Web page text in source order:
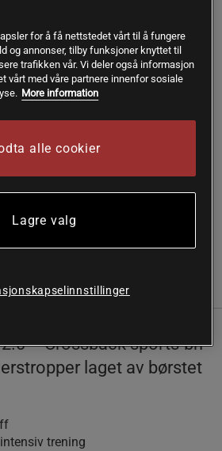
Kjøp
børstet ultra-mykt stoff!
– Crossback sports-bh
laget av børstet
trening
for å få nettstedet vårt til å fungere
og annonser, tilby funksjoner knyttet til
trafikken vår. Vi deler også informasjon
vårt med våre partnere innenfor sosiale
More information
alle cookier
Lagre valg